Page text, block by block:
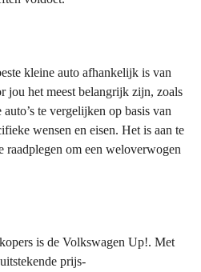
kleine auto afhankelijk is van
jou het meest belangrijk zijn, zoals
te vergelijken op basis van
wensen en eisen. Het is aan te
raadplegen om een weloverwogen
is de Volkswagen Up!. Met
prijs-